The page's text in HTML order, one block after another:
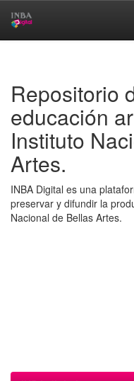
Repositorio
educación
Instituto
Artes.
INBA Digital es una
preservar y difundir la
Nacional de Bellas Artes.